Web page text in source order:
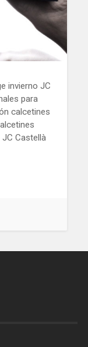
invierno JC
para
calcetines
Castellà